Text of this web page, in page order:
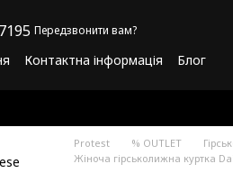
Передзвонити вам?
Контактна інформація
Блог
Protest % OUTLET
Жіноча гірськолижна куртка